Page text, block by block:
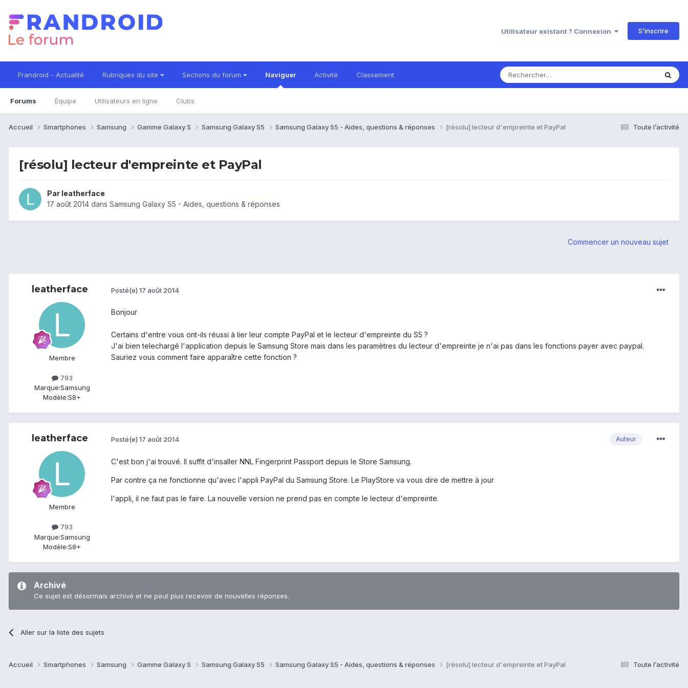
Utilisateur existant ? Connexion S’inscrire
Frandroid - Actualité Rubriques du site Sections du forum Naviguer
Forums Équipe Utilisateurs en ligne Clubs
Activité Classement
Toute l’activité
Accueil Smartphones Samsung Gamme Galaxy S Samsung Galaxy S5 Samsung Galaxy S5 - Aides, questions & réponses [résolu] lecteur d'empreinte et PayPal
[résolu] lecteur d'empreinte et PayPal
Par leatherface
17 août 2014 dans Samsung Galaxy S5 - Aides, questions & réponses
Commencer un nouveau sujet
leatherface
Membre
793
Marque:Samsung
Modèle:S8+
Posté(e) 17 août 2014
Bonjour
Certains d'entre vous ont-ils réussi à lier leur compte PayPal et le lecteur d'empreinte du S5 ?
J'ai bien telechargé l'application depuis le Samsung Store mais dans les paramètres du lecteur d'empreinte je n'ai pas dans les fonctions payer avec paypal.
Sauriez vous comment faire apparaître cette fonction ?
leatherface
Membre
793
Marque:Samsung
Modèle:S8+
Auteur
Posté(e) 17 août 2014
C'est bon j'ai trouvé. Il suffit d'insaller NNL Fingerprint Passport depuis le Store Samsung.
Par contre ça ne fonctionne qu'avec l'appli PayPal du Samsung Store. Le PlayStore va vous dire de mettre à jour
l'appli, il ne faut pas le faire. La nouvelle version ne prend pas en compte le lecteur d'empreinte.
Archivé
Ce sujet est désormais archivé et ne peut plus recevoir de nouvelles réponses.
Aller sur la liste des sujets
Toute l’activité
Accueil Smartphones Samsung Gamme Galaxy S Samsung Galaxy S5 Samsung Galaxy S5 - Aides, questions & réponses [résolu] lecteur d'empreinte et PayPal